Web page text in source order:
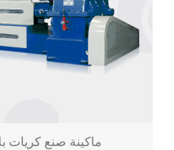
ماكينة صنع كريات